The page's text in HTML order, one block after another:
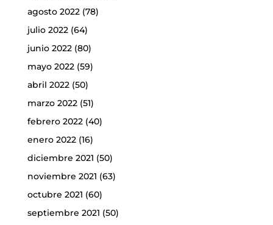
agosto 2022(78)
julio 2022(64)
junio 2022(80)
mayo 2022(59)
abril 2022(50)
marzo 2022(51)
febrero 2022(40)
enero 2022(16)
diciembre 2021 (50)
noviembre 2021 (63)
octubre 2021 (60)
septiembre 2021 (50)